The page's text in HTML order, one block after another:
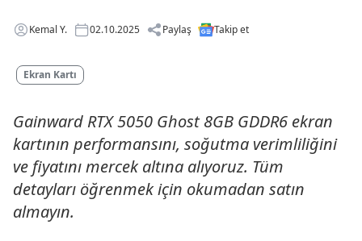
Kemal Y. 02.10.2025 Paylaş Takip et
Ekran Kartı
Gainward RTX 5050 Ghost 8GB GDDR6 ekran
kartının performansını, soğutma verimliliğini
ve fiyatını mercek altına alıyoruz. Tüm
detayları öğrenmek için okumadan satın
almayın.